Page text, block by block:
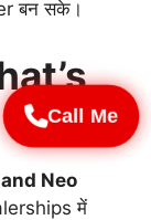
Call Me
बन सके।
Neo
में